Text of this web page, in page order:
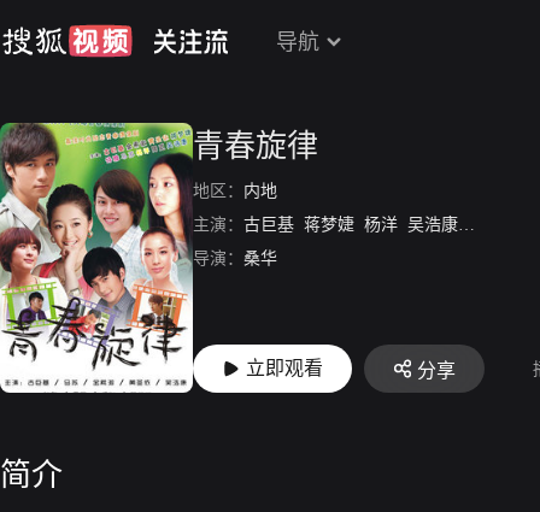
导航
青春旋律
地区： 内地
主演： 古巨基 蒋梦婕 杨洋 吴浩康 马苏
导演： 桑华
立即观看 分享
简介